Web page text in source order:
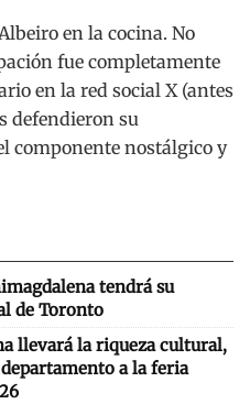
en la cocina. No
fue completamente
en la red social X (antes
defendieron su
componente nostálgico y
tendrá su
de Toronto
llevará la riqueza cultural,
a la feria